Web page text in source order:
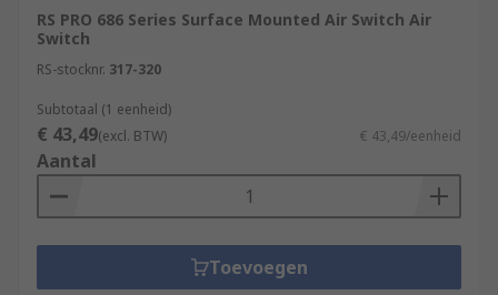
RS PRO 686 Series Surface Mounted Air Switch Air
Switch
RS-stocknr. 317-320
Subtotaal (1 eenheid)
€ 43,49(excl. BTW) € 43,49/eenheid
Aantal
Toevoegen